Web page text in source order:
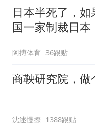
日本半死了，如
国一家制裁日本
阿搏体育 36跟贴
商鞅研究院，做
沈述慢撩 1388跟贴